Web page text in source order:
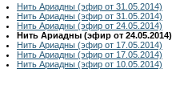
Нить Ариадны (эфир от 31.05.2014)
Нить Ариадны (эфир от 31.05.2014)
Нить Ариадны (эфир от 24.05.2014)
Нить Ариадны (эфир от 24.05.2014)
Нить Ариадны (эфир от 17.05.2014)
Нить Ариадны (эфир от 17.05.2014)
Нить Ариадны (эфир от 10.05.2014)